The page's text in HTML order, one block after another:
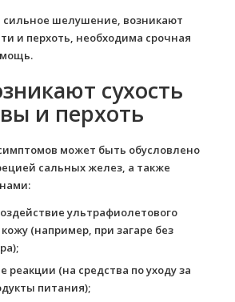
сильное шелушение, возникают
и перхоть, необходима срочная
сухость
и перхоть
может быть обусловлено
сальных желез, а также
ультрафиолетового
(например, при загаре без
реакции (на средства по уходу за
питания);